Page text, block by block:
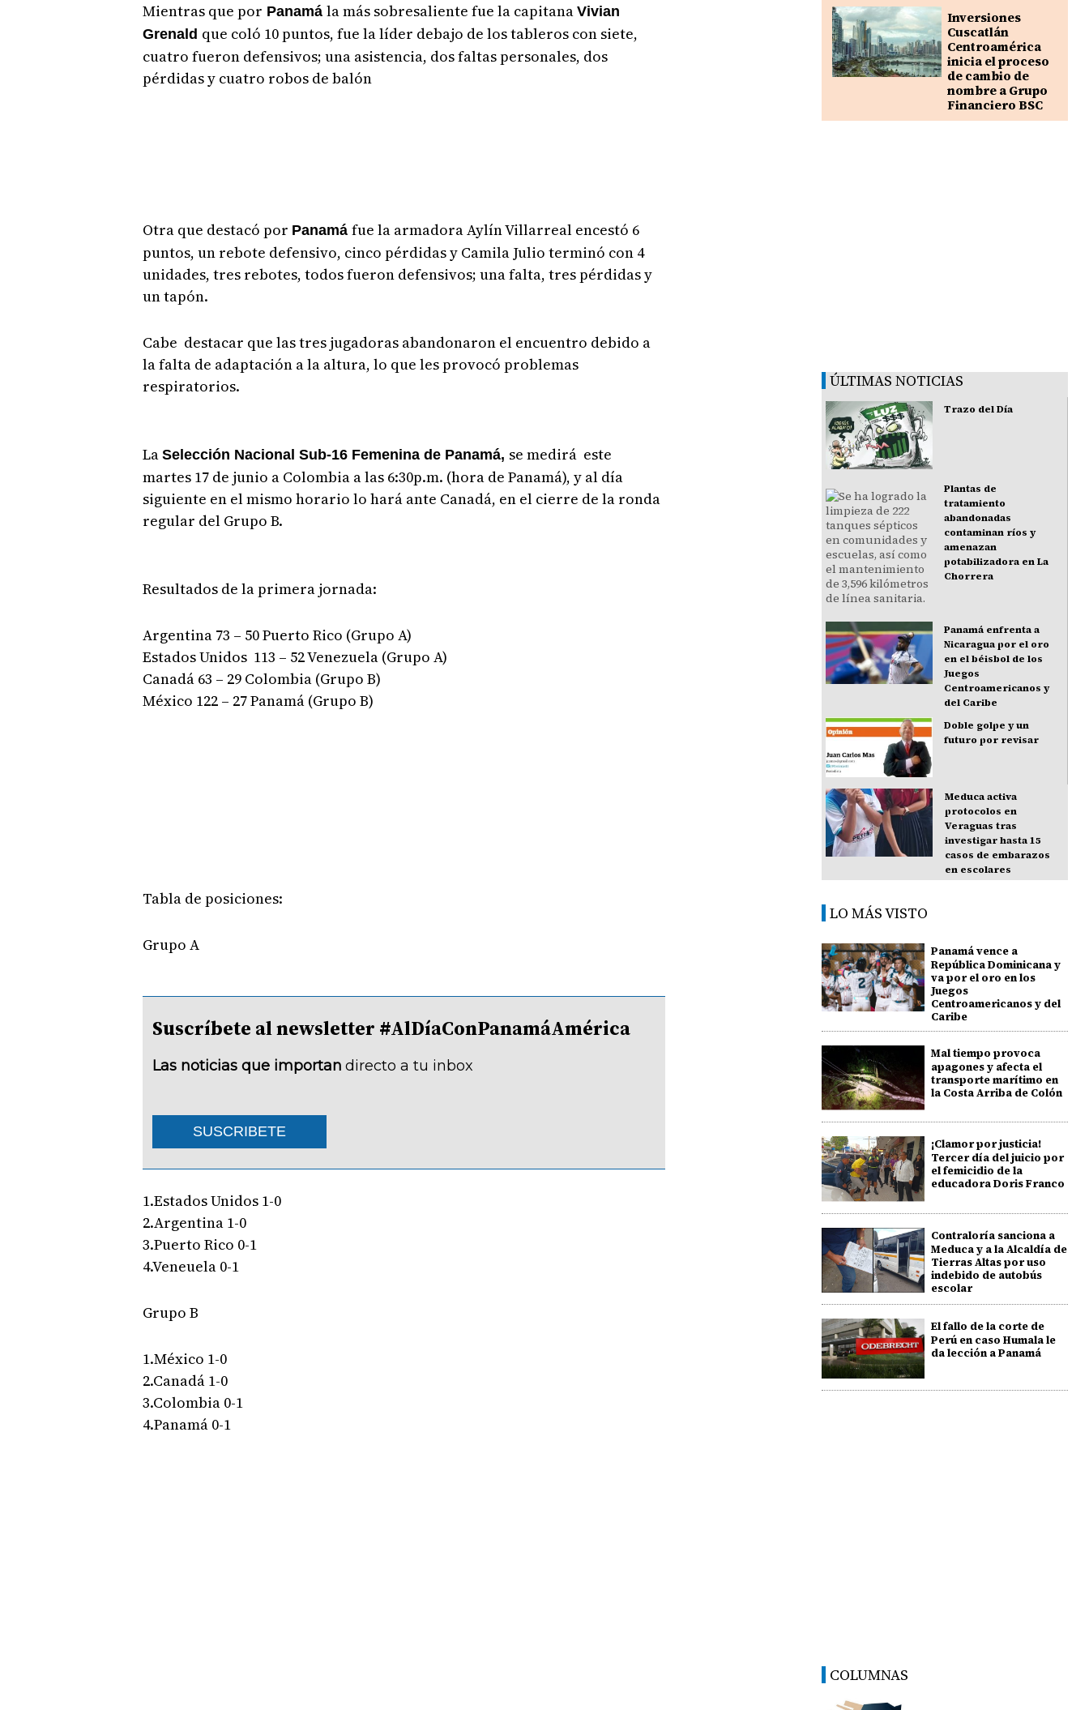
Mientras que por Panamá la más sobresaliente fue la capitana Vivian
Grenald que coló 10 puntos, fue la líder debajo de los tableros con siete,
cuatro fueron defensivos; una asistencia, dos faltas personales, dos
pérdidas y cuatro robos de balón
Otra que destacó por Panamá fue la armadora Aylín Villarreal encestó 6
puntos, un rebote defensivo, cinco pérdidas y Camila Julio terminó con 4
unidades, tres rebotes, todos fueron defensivos; una falta, tres pérdidas y
un tapón.
Cabe destacar que las tres jugadoras abandonaron el encuentro debido a
la falta de adaptación a la altura, lo que les provocó problemas
respiratorios.
La Selección Nacional Sub-16 Femenina de Panamá, se medirá este
martes 17 de junio a Colombia a las 6:30p.m. (hora de Panamá), y al día
siguiente en el mismo horario lo hará ante Canadá, en el cierre de la ronda
regular del Grupo B.
Resultados de la primera jornada:
Argentina 73 – 50 Puerto Rico (Grupo A)
Estados Unidos 113 – 52 Venezuela (Grupo A)
Canadá 63 – 29 Colombia (Grupo B)
México 122 – 27 Panamá (Grupo B)
Tabla de posiciones:
Grupo A
Suscríbete al newsletter #AlDíaConPanamáAmérica
Las noticias que importan directo a tu inbox
SUSCRIBETE
1.Estados Unidos 1-0
2.Argentina 1-0
3.Puerto Rico 0-1
4.Veneuela 0-1
Grupo B
1.México 1-0
2.Canadá 1-0
3.Colombia 0-1
4.Panamá 0-1
Inversiones
Cuscatlán
Centroamérica
inicia el proceso
de cambio de
nombre a Grupo
Financiero BSC
ÚLTIMAS NOTICIAS
Trazo del Día
Plantas de
tratamiento
abandonadas
contaminan ríos y
amenazan
potabilizadora en La
Chorrera
Panamá enfrenta a
Nicaragua por el oro
en el béisbol de los
Juegos
Centroamericanos y
del Caribe
Doble golpe y un
futuro por revisar
Meduca activa
protocolos en
Veraguas tras
investigar hasta 15
casos de embarazos
en escolares
LO MÁS VISTO
Panamá vence a
República Dominicana y
va por el oro en los
Juegos
Centroamericanos y del
Caribe
Mal tiempo provoca
apagones y afecta el
transporte marítimo en
la Costa Arriba de Colón
¡Clamor por justicia!
Tercer día del juicio por
el femicidio de la
educadora Doris Franco
Contraloría sanciona a
Meduca y a la Alcaldía de
Tierras Altas por uso
indebido de autobús
escolar
El fallo de la corte de
Perú en caso Humala le
da lección a Panamá
COLUMNAS